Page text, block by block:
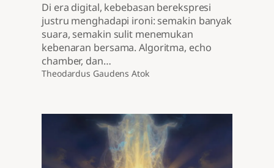
Di era digital, kebebasan berekspresi
justru menghadapi ironi: semakin banyak
suara, semakin sulit menemukan
kebenaran bersama. Algoritma, echo
chamber, dan…
Theodardus Gaudens Atok